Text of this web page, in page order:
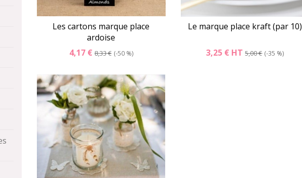
Les cartons marque place
ardoise
4,17 € 8,33 € -50 %
Détails Panier
Le marque place kraft (par 10)
3,25 € HT5,00 € -35 %